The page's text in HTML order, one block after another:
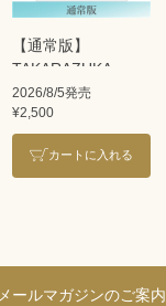
【通常版】
TAKARAZUKA
REVUE 2026
2026/8/5発売
¥2,500
カートに入れる
メールマガジンのご案内